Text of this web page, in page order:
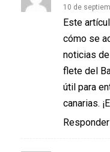
10 de
Este
cómo se
noticias
flete del
útil para
canarias.
Responder